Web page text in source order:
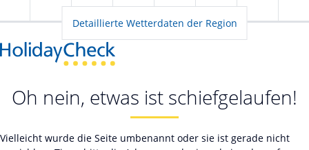
Detaillierte Wetterdaten der Region
Oh nein, etwas ist schiefgelaufen!
Vielleicht wurde die Seite umbenannt oder sie ist gerade nicht